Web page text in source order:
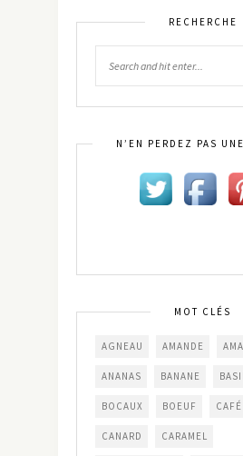
RECHERCHE
N’EN PERDEZ PAS
MOT CLÉS
AGNEAU AMANDE
ANANAS BANANE
BOCAUX BOEUF CAFÉ
CANARD CARAMEL